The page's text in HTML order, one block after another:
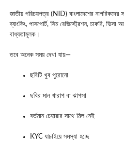
জাতীয় পরিচয়পত্র (NID) বাংলাদেশের নাগরিকদের
ব্যাংকিং, পাসপোর্ট, সিম রেজিস্ট্রেশন, চাকরি,
বাধ্যতামূলক।
তবে অনেক সময় দেখা যায়—
ছবিটি খুব পুরোনো
ছবির মান খারাপ বা ঝাপসা
বর্তমান চেহারার সাথে মিল নেই
KYC যাচাইয়ে সমস্যা হচ্ছে